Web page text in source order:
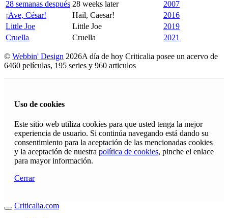
28 semanas después 28 weeks later
2007
¡Ave, César!
Hail, Caesar!
2016
Little Joe
Little Joe
2019
Cruella
Cruella 2021
© Webbin' Design 2026A día de hoy Criticalia posee un acervo de
6460 películas, 195 series y 960 articulos
Uso de cookies
Este sitio web utiliza cookies para que usted tenga la mejor
experiencia de usuario. Si continúa navegando está dando su
consentimiento para la aceptación de las mencionadas cookies
y la aceptación de nuestra política de cookies, pinche el enlace
para mayor información.
Cerrar
Criticalia.com